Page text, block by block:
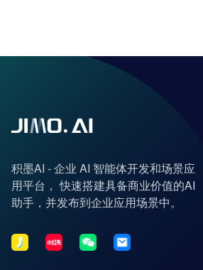
积墨AI - 企业 AI 智能体开发和场景应
用平台， 快速搭建具备商业价值的AI
助手，并发布到企业应用场景中。